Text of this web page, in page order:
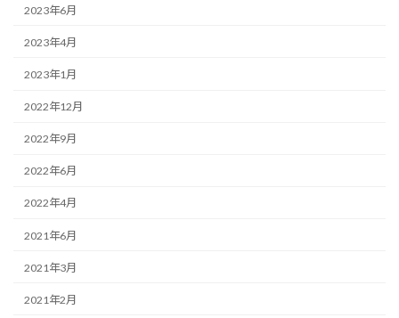
2023年6月
2023年4月
2023年1月
2022年12月
2022年9月
2022年6月
2022年4月
2021年6月
2021年3月
2021年2月